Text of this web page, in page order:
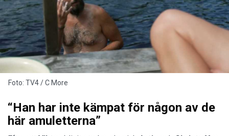
Foto: TV4 / C More
“Han har inte kämpat för någon av de
här amuletterna”